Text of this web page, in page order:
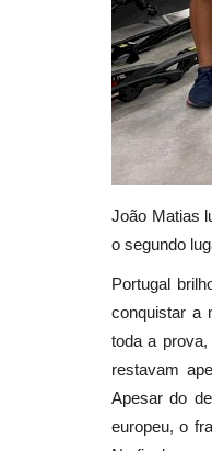
João Matias
o segundo
Portugal
conquistar a
toda a
restavam
Apesar do
europeu, o